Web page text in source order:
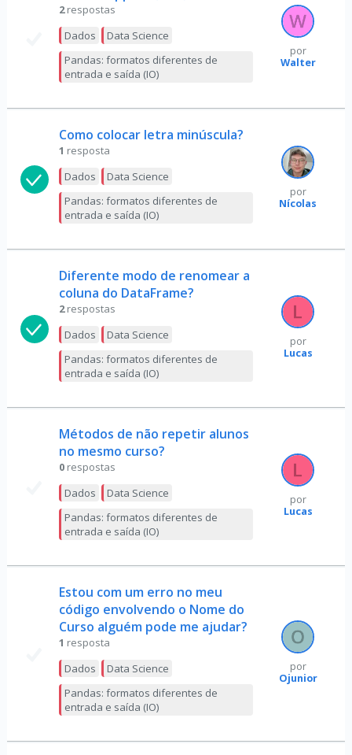
2 respostas
Dados
Data Science
Pandas: formatos diferentes de
entrada e saída (IO)
por
Walter
Como colocar letra minúscula?
1 resposta
Dados
Data Science
Pandas: formatos diferentes de
entrada e saída (IO)
por
Nícolas
Diferente modo de renomear a
coluna do DataFrame?
2 respostas
Dados
Data Science
Pandas: formatos diferentes de
entrada e saída (IO)
por
Lucas
Métodos de não repetir alunos
no mesmo curso?
0 respostas
Dados
Data Science
Pandas: formatos diferentes de
entrada e saída (IO)
por
Lucas
Estou com um erro no meu
código envolvendo o Nome do
Curso alguém pode me ajudar?
1 resposta
Dados
Data Science
Pandas: formatos diferentes de
entrada e saída (IO)
por
Ojunior